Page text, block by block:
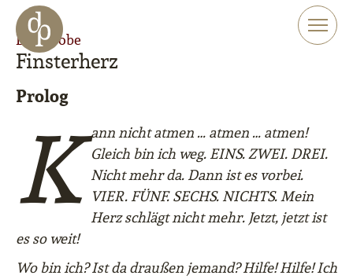
Zum Haupt-Inhalt springen
Zur Navigation springen
Zur Website-Suche springen
Leseprobe
Finsterherz
Prolog
K ann nicht atmen … atmen … atmen!
Gleich bin ich weg. EINS. ZWEI. DREI.
Nicht mehr da. Dann ist es vorbei.
VIER. FÜNF. SECHS. NICHTS. Mein
Herz schlägt nicht mehr. Jetzt, jetzt ist
es so weit!
Wo bin ich? Ist da draußen jemand? Hilfe! Hilfe! Ich